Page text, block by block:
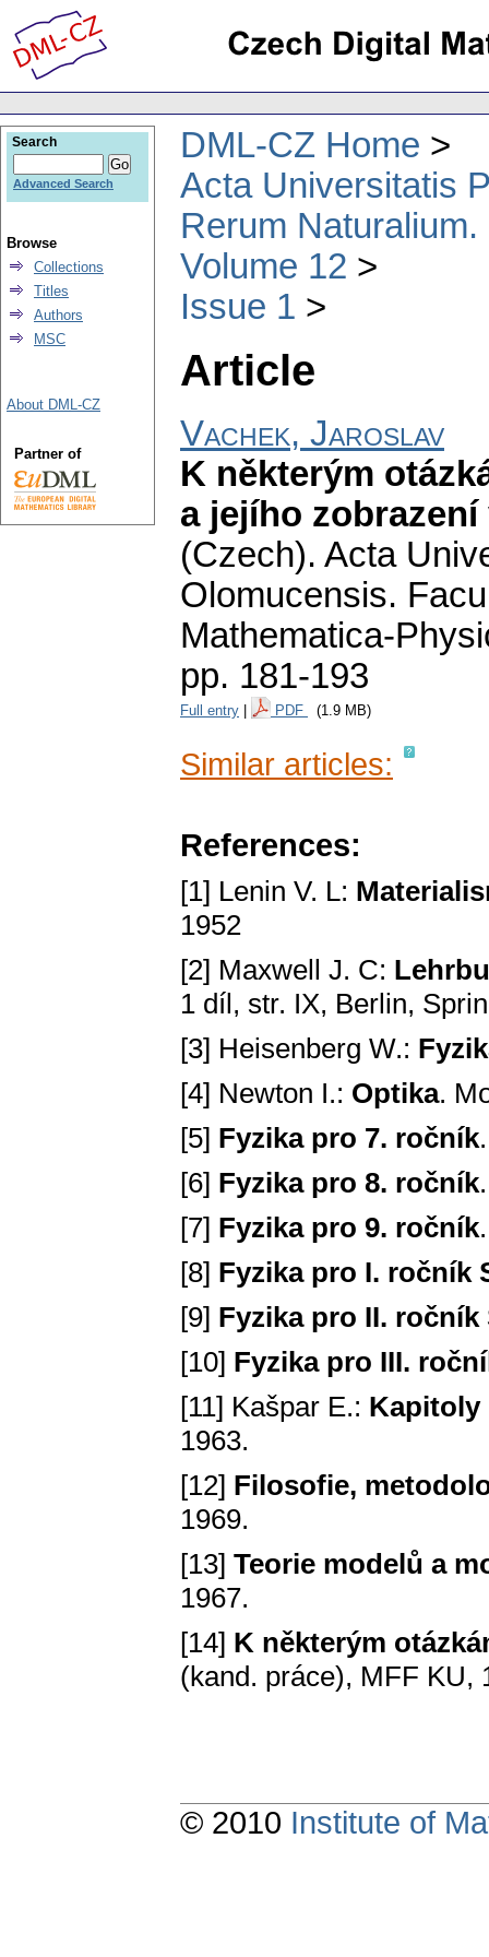
DML-CZ Home
Acta Universitatis
Rerum
Volume 12
Issue 1
Article
Vachek, Jaroslav
K některým
a jejího
(Czech). Acta
Olomucensis.
Mathematica-
pp. 181-193
Full entry PDF (1.9 MB)
Similar articles:
References:
[1] Lenin V. L:
1952
[2] Maxwell J. C:
1 díl, str. IX, Berlin,
[3] Heisenberg W.:
[4] Newton I.: Optika.
[5] Fyzika pro 7. ročník
[6] Fyzika pro 8. ročník
[7] Fyzika pro 9. ročník
[8] Fyzika pro I. ročník
[9] Fyzika pro II. ročník
[10] Fyzika pro III.
[11] Kašpar E.: Kapitoly
1963.
[12] Filosofie,
1969.
[13] Teorie modelů a
1967.
[14] K některým
(kand. práce), MFF KU,
Search
Advanced Search
Browse
Collections
Titles
Authors
MSC
About DML-CZ
Partner of
© 2010 Institute of